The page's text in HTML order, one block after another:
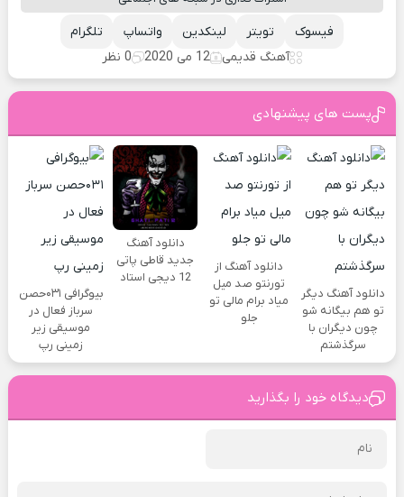
تلگرام واتساپ لینکدین تویتر
فیسوک
آهنگ قدیمی
12 می 2020 0 نظر
پست های پیشنهادی
دانلود آهنگ دیگر
تو هم بیگانه شو
چون دیگران با
سرگذشتم
دانلود آهنگ از
تورنتو صد میل
میاد برام مالی تو
جلو
دانلود آهنگ
جدید قاطی پاتی
12 دیجی استاد
بیوگرافی ۰۳۱حصن
سرباز فعال در
موسیقی زیر
زمینی رپ
دیدگاه خود را بگذارید